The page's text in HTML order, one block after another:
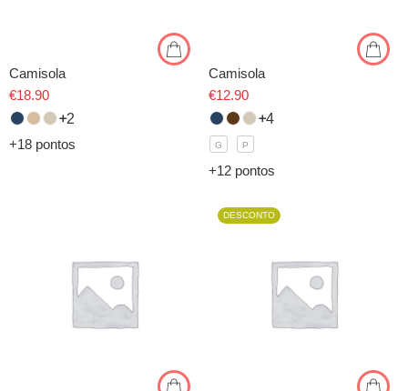
Camisola
€18.90
2
+18 pontos
Camisola
€12.90
4
G P
+12 pontos
DESCONTO